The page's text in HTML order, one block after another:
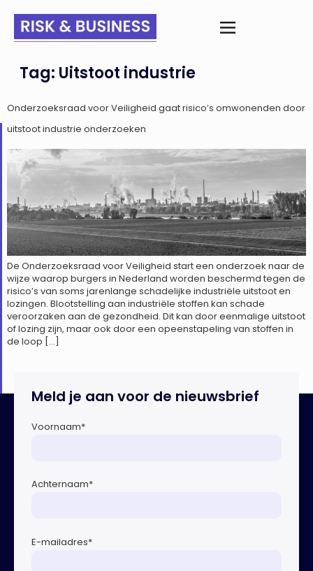
Tag: Uitstoot industrie
Onderzoeksraad voor Veiligheid gaat risico’s omwonenden door
uitstoot industrie onderzoeken
De Onderzoeksraad voor Veiligheid start een onderzoek naar de
wijze waarop burgers in Nederland worden beschermd tegen de
risico’s van soms jarenlange schadelijke industriële uitstoot en
lozingen. Blootstelling aan industriële stoffen kan schade
veroorzaken aan de gezondheid. Dit kan door eenmalige uitstoot
of lozing zijn, maar ook door een opeenstapeling van stoffen in
de loop […]
Meld je aan voor de nieuwsbrief
Voornaam*
Achternaam*
E-mailadres*